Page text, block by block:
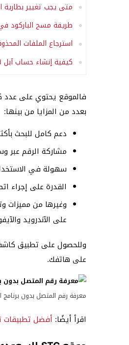
متى يجب تغيير بطارية
طريقة مسح الباركود
استرجاع الملفات
كيفية إنشاء حساب آبل apple Id مجانا 2023
فالموقع يحتوي على عدد
بعدد من المزايا من بينها:
دعم كامل للبحث
مشاركة الرقم عبر
سهولة في
القدرة على إجراء
وغيرها من مميزات
على الآندرويد
وللحصول على تطبيق
على هاتفك.
معرفة رقم المتصل بدون برنامج
اقرأ أيضًا: أفضل